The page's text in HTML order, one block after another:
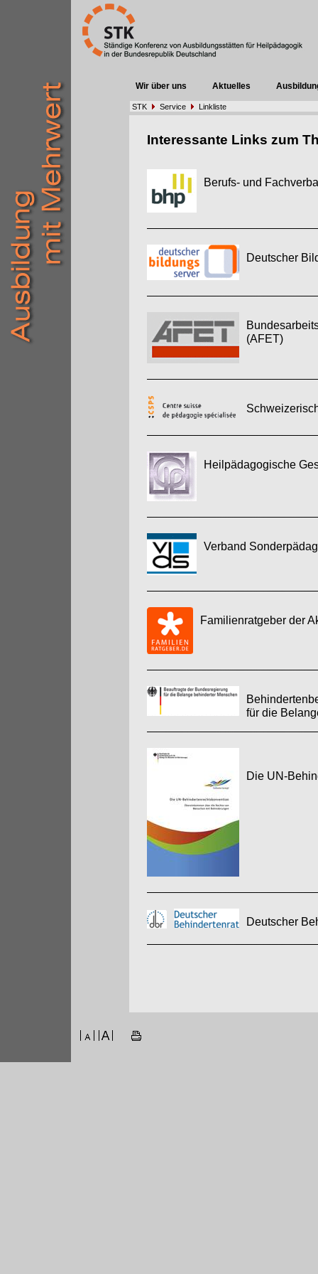
Wir über uns Aktuelles
STK Service Linkliste
Interessante Links zum
Berufs- und
Deutscher
(AFET)
Heilpädagogische
Verband
Familienratgeber der
für die
Die UN-
Deutscher